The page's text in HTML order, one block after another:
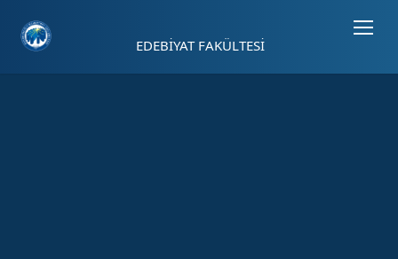
EDEBİYAT FAKÜLTESİ